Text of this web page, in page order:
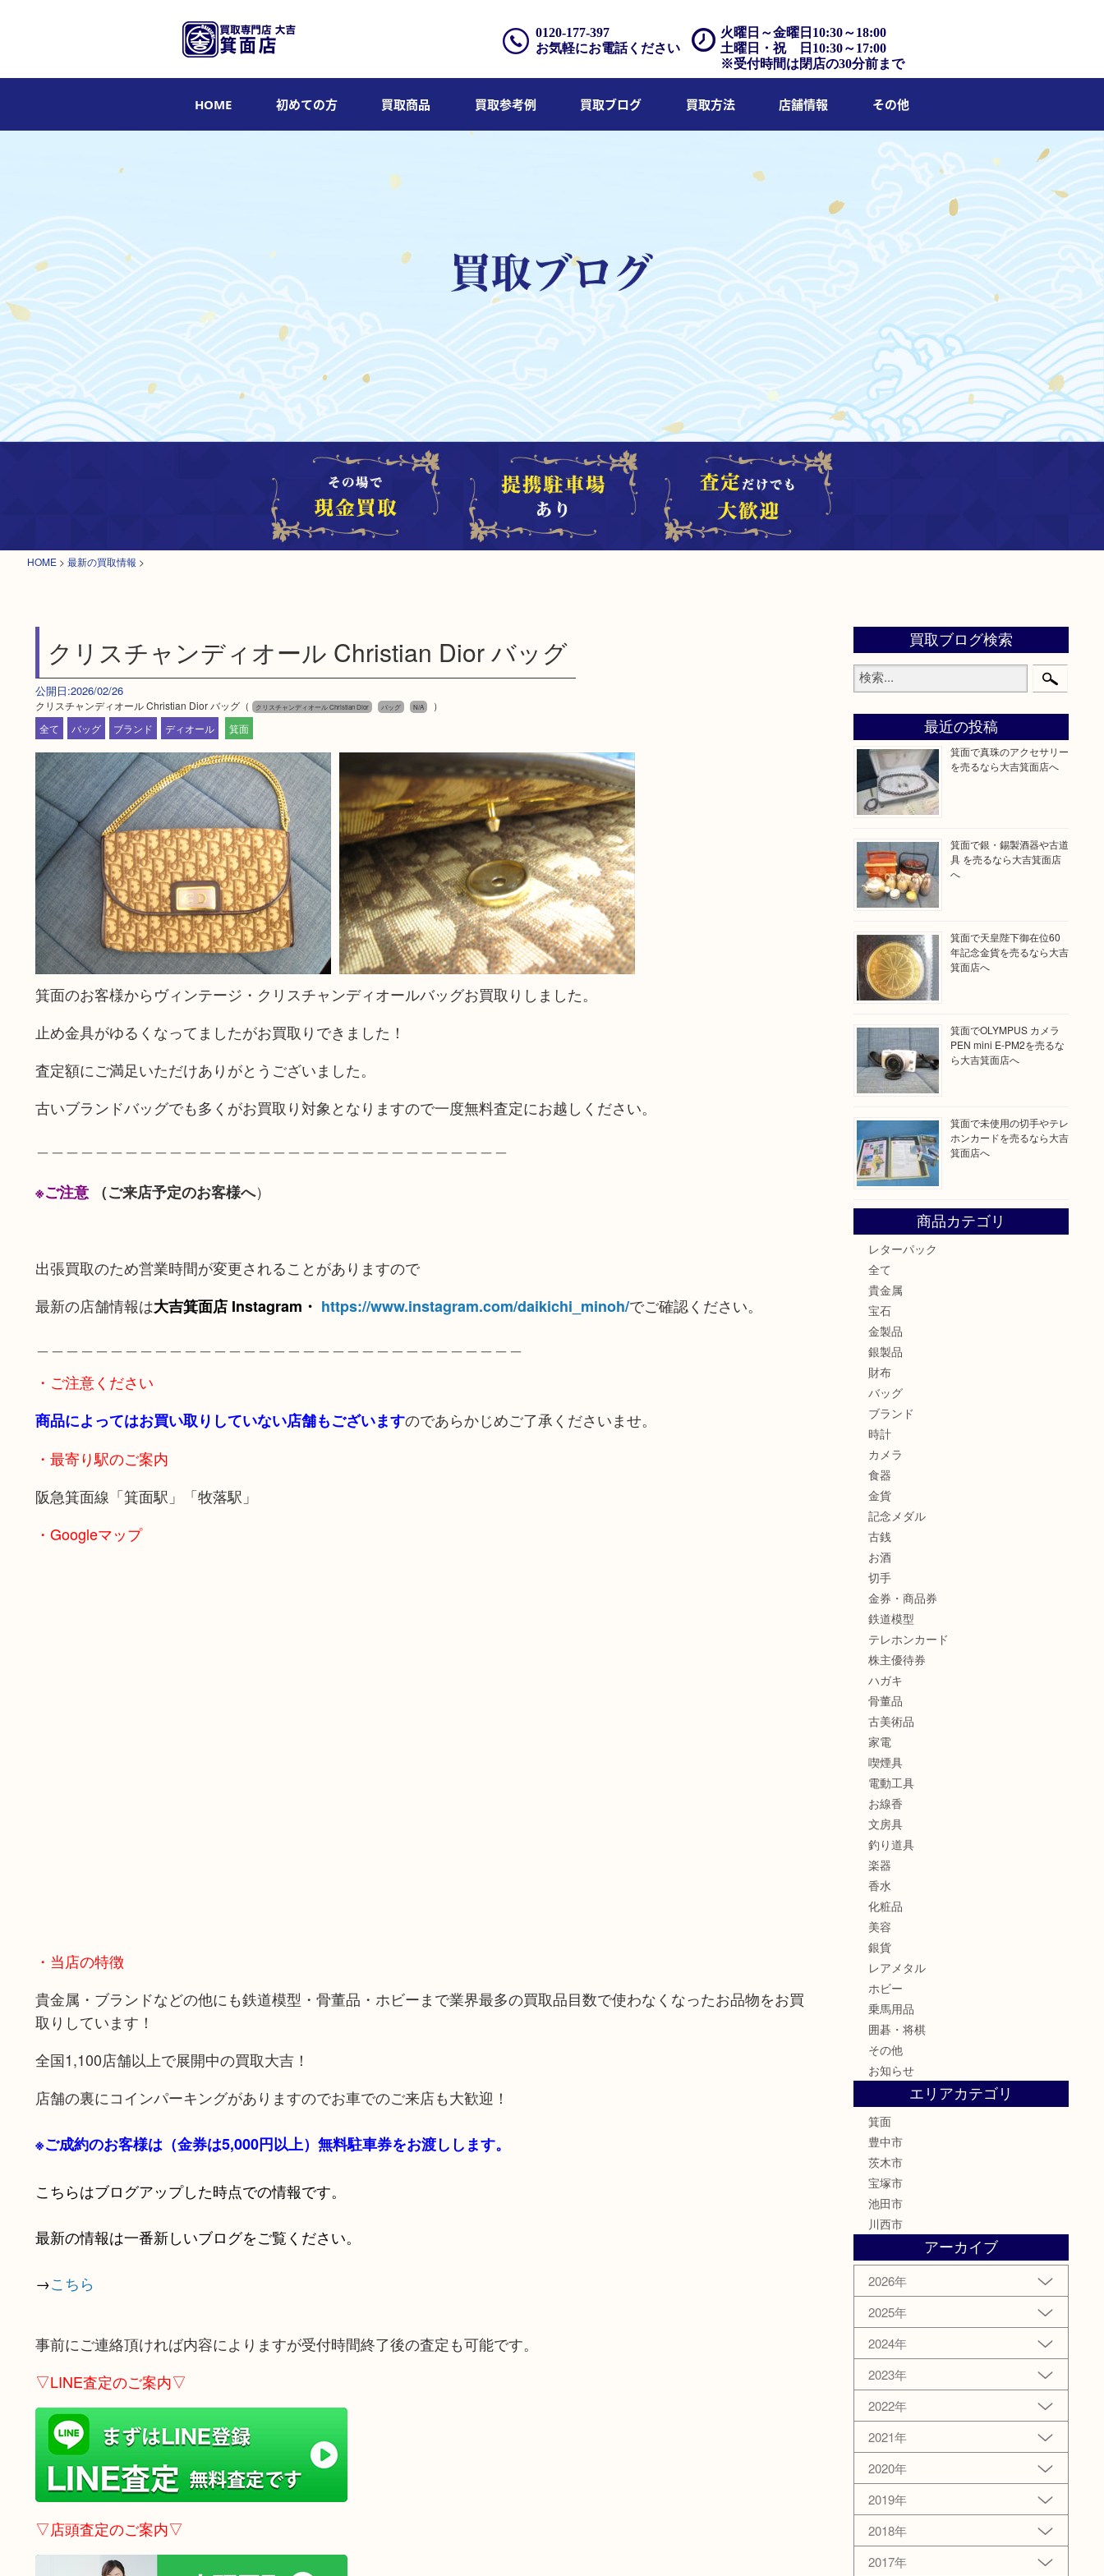
火曜日～金曜日10:30～18:00
土曜日・祝 日10:30～17:00
※受付時間は閉店の30分前まで
0120-177-397
お気軽にお電話ください
HOME 初めての方 買取商品 買取参考例 買取ブログ 買取方法 店舗情報 その他
HOME > 最新の買取情報 >
クリスチャンディオール Christian Dior バッグ
公開日:2026/02/26
クリスチャンディオール Christian Dior バッグ（ クリスチャンディオール Christian Dior バッグ N/A
）
全て
バッグ ブランド ディオール 箕面
箕面のお客様からヴィンテージ・クリスチャンディオールバッグお買取りしました。
止め金具がゆるくなってましたがお買取りできました！
査定額にご満足いただけありがとうございました。
古いブランドバッグでも多くがお買取り対象となりますので一度無料査定にお越しください。
※ご注意（ご来店予定のお客様へ）
出張買取のため営業時間が変更されることがありますので
最新の店舗情報は大吉箕面店 Instagram・ https://www.instagram.com/daikichi_minoh/でご確認ください。
・ご注意ください
商品によってはお買い取りしていない店舗もございますのであらかじめご了承くださいませ。
・最寄り駅のご案内
阪急箕面線「箕面駅」「牧落駅」
・Googleマップ
・当店の特徴
貴金属・ブランドなどの他にも鉄道模型・骨董品・ホビーまで業界最多の買取品目数で使わなくなったお品物をお買
取りしています！
全国1,100店舗以上で展開中の買取大吉！
店舗の裏にコインパーキングがありますのでお車でのご来店も大歓迎！
※ご成約のお客様は（金券は5,000円以上）無料駐車券をお渡しします。
こちらはブログアップした時点での情報です。
最新の情報は一番新しいブログをご覧ください。
→こちら
事前にご連絡頂ければ内容によりますが受付時間終了後の査定も可能です。
▽LINE査定のご案内▽
▽店頭査定のご案内▽
買取ブログ検索
最近の投稿
箕面で真珠のアクセサリー
を売るなら大吉箕面店へ
箕面で銀・錫製酒器や古道
具 を売るなら大吉箕面店
へ
箕面で天皇陛下御在位60
年記念金貨を売るなら大吉
箕面店へ
箕面でOLYMPUS カメラ
PEN mini E-PM2を売るな
ら大吉箕面店へ
箕面で未使用の切手やテレ
ホンカードを売るなら大吉
箕面店へ
商品カテゴリ
レターパック
全て
貴金属
宝石
金製品
銀製品
財布
バッグ
ブランド
時計
カメラ
食器
金貨
記念メダル
古銭
お酒
切手
金券・商品券
鉄道模型
テレホンカード
株主優待券
ハガキ
骨董品
古美術品
家電
喫煙具
電動工具
お線香
文房具
釣り道具
楽器
香水
化粧品
美容
銀貨
レアメタル
ホビー
乗馬用品
囲碁・将棋
その他
お知らせ
エリアカテゴリ
箕面
豊中市
茨木市
宝塚市
池田市
川西市
アーカイブ
2026年
2025年
2024年
2023年
2022年
2021年
2020年
2019年
2018年
2017年